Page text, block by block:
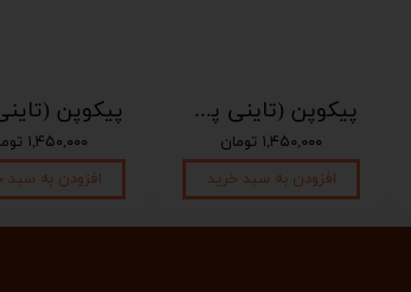
۱,۴۵۰,۰۰۰ تومان
افزودن به سبد
پیکوپن (تاینی پن) 6 نت برند دلکو
۱,۴۵۰,۰۰۰ تومان
افزودن به سبد خرید